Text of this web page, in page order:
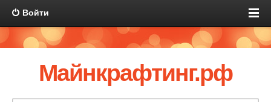
Войти
Майнкрафтинг.рф